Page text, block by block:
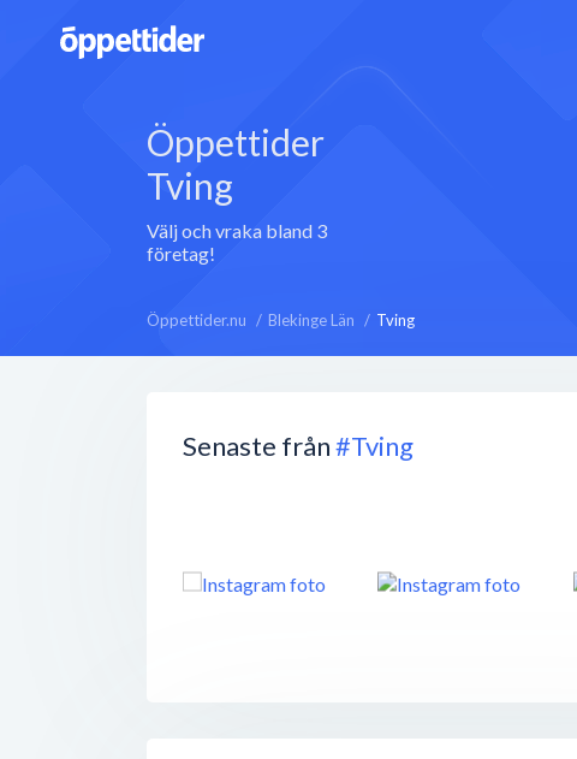
Öppettider
Tving
Välj och vraka bland 3
företag!
Öppettider.nu Blekinge Län Tving
Senaste från#Tving